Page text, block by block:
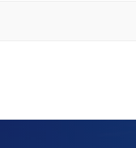
de la ville